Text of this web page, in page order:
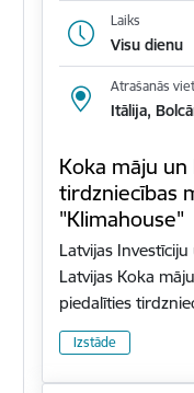
Laiks
Visu dienu
Atrašanās
Itālija,
Koka māju
tirdzniecības
"Klimahouse"
Latvijas
Latvijas Koka
piedalīties
Izstāde